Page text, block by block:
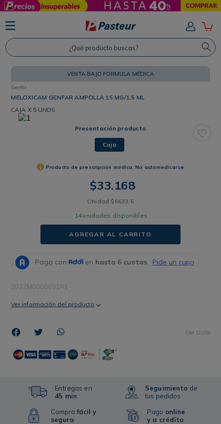
¿Qué producto buscas?
VENTA BAJO FORMULA MÉDICA
Genfar
MELOXICAM GENFAR AMPOLLA 15 MG/1.5 ML
CAJA X 5 UNDS
Presentación producto
Caja
Producto de prescripción médica. No automedicarse
$33.168
Unidad $6633 6
14unidades disponibles
AGREGAR AL CARRITO
2022M0008091R1
Ver información del producto
Cód: 121219
Entregas en
45 min
Comprafácil y
segura
Seguimiento de
tus pedidos
Pago online
y a crédito
TÉRMINOS MÁS BUSCADOS
1. Protector Solar
2. Proteina
4. Savvy